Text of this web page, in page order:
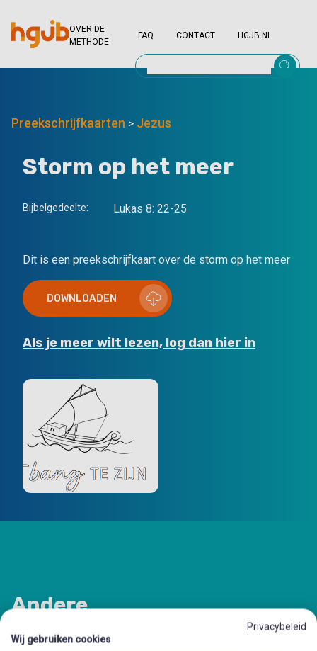
OVER DE
METHODE
FAQ CONTACT HGJB.NL
Preekschrijfkaarten > Jezus
Storm op het meer
Bijbelgedeelte: Lukas 8: 22-25
Dit is een preekschrijfkaart over de storm op het meer
DOWNLOADEN
Als je meer wilt lezen, log dan hier in
Andere
preekschrijfkaarten
in deze
Privacybeleid
Wij gebruiken cookies